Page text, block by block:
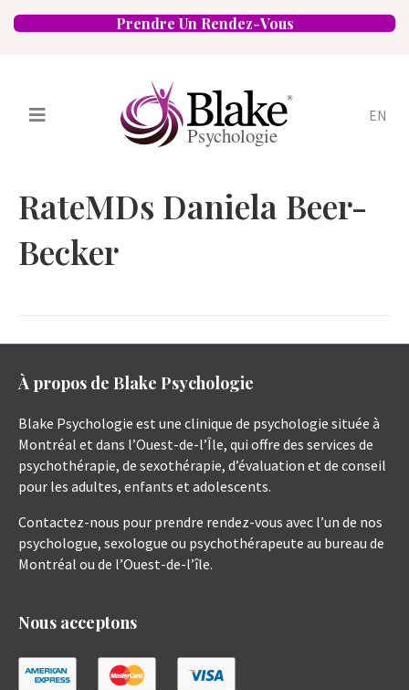
Prendre Un Rendez-Vous
EN
Psychologues
Spécialités
Approches
Emplacements
RateMDs Daniela Beer-
Becker
À propos de Blake Psychologie
Blake Psychologie est une clinique de psychologie située à
Montréal et dans l’Ouest-de-l’Île, qui offre des services de
psychothérapie, de sexothérapie, d’évaluation et de conseil
pour les adultes, enfants et adolescents.
Contactez-nous pour prendre rendez-vous avec l’un de nos
psychologue, sexologue ou psychothérapeute au bureau de
Montréal ou de l’Ouest-de-l’île.
Nous acceptons